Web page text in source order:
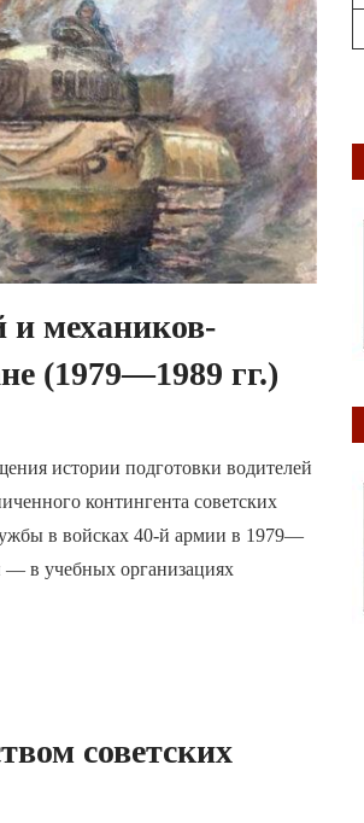
и механиков-
(1979—1989 гг.)
истории подготовки водителей
контингента советских
в войсках 40-й армии в 1979—
— в учебных организациях
советских